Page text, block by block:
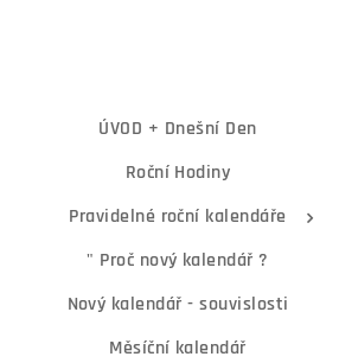
ÚVOD + Dnešní Den
Roční Hodiny
Pravidelné roční kalendáře
" Proč nový kalendář ?
Nový kalendář - souvislosti
Měsíční kalendář